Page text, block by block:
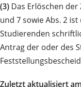
(3) Das Erlöschen der
und 7 sowie Abs. 2
Studierenden
Antrag der oder des
Zuletzt aktualisiert am